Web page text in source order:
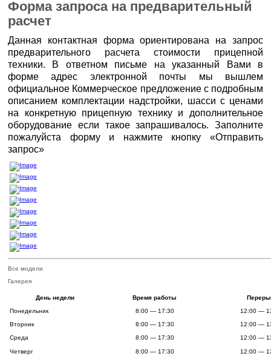
Форма запроса на предварительный
расчет
Данная контактная форма ориентирована на запрос
предварительного расчета стоимости прицепной
техники. В ответном письме на указанный Вами в
форме адрес электронной почты мы вышлем
официальное Коммерческое предложение с подробным
описанием комплектации надстройки, шасси с ценами
на конкретную прицепную технику и дополнительное
оборудование если такое запрашивалось. Заполните
пожалуйста форму и нажмите кнопку «Отправить
запрос»
Все модели
Галерея
День недели Время работы
Понедельник
8:00 — 17:30
12:00 —
Вторник
8:00 — 17:30
12:00 —
Среда
8:00 — 17:30 12:00 —
Четверг 8:00 — 17:30 12:00 —